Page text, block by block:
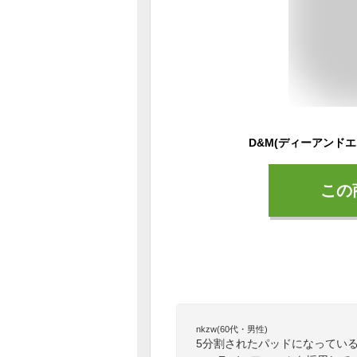
こ
nkzw(60代・男性)
5分割されたパッドになってい